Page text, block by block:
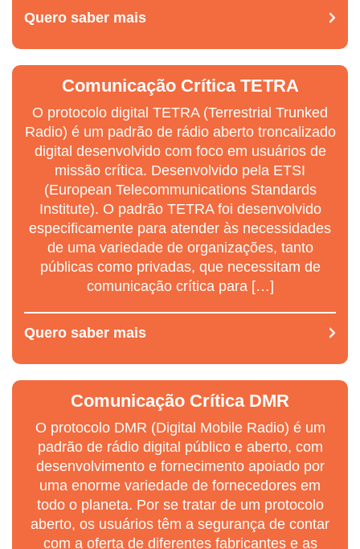
Quero saber mais
Comunicação Crítica TETRA
O protocolo digital TETRA (Terrestrial Trunked
Radio) é um padrão de rádio aberto troncalizado
digital desenvolvido com foco em usuários de
missão crítica. Desenvolvido pela ETSI
(European Telecommunications Standards
Institute). O padrão TETRA foi desenvolvido
especificamente para atender às necessidades
de uma variedade de organizações, tanto
públicas como privadas, que necessitam de
comunicação crítica para […]
Quero saber mais
Comunicação Crítica DMR
O protocolo DMR (Digital Mobile Radio) é um
padrão de rádio digital público e aberto, com
desenvolvimento e fornecimento apoiado por
uma enorme variedade de fornecedores em
todo o planeta. Por se tratar de um protocolo
aberto, os usuários têm a segurança de contar
com a oferta de diferentes fabricantes e as